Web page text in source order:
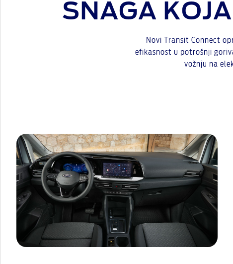
SNAGA
Novi Transit Connect
efikasnost u potrošnji
vožnju na